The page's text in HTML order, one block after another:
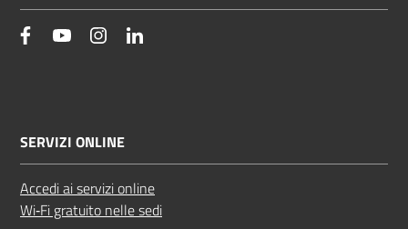
facebookYouTube Instagram
SERVIZI ONLINE
Accedi ai servizi online
Wi‑Fi gratuito nelle sedi